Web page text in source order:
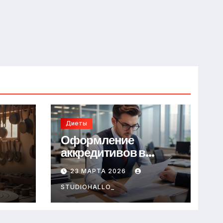
Диеты
Оформление
аккредитивов в
международной
торговле
23 МАРТА 2026
STUDIOHALLO_